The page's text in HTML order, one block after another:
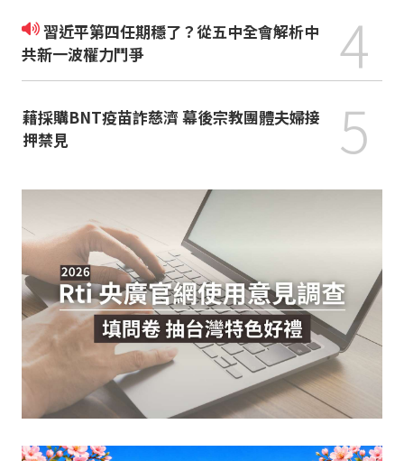
習近平第四任期穩了？從五中全會解析中
共新一波權力鬥爭
4
藉採購BNT疫苗詐慈濟 幕後宗教團體夫婦接
押禁見
5